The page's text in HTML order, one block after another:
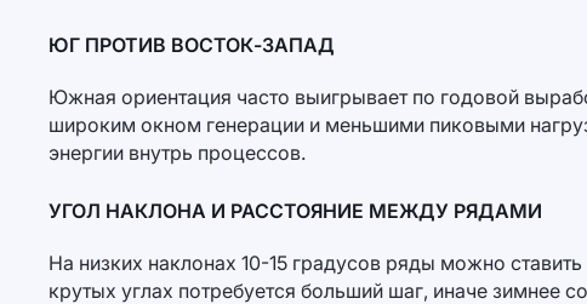
ЮГ ПРОТИВ ВОСТОК-ЗАПАД
Южная ориентация часто выигрывает по годовой
широким окном генерации и меньшими пиковыми
энергии внутрь процессов.
УГОЛ НАКЛОНА И РАССТОЯНИЕ МЕЖДУ РЯДАМИ
На низких наклонах 10-15 градусов ряды можно
крутых углах потребуется больший шаг, иначе зимнее